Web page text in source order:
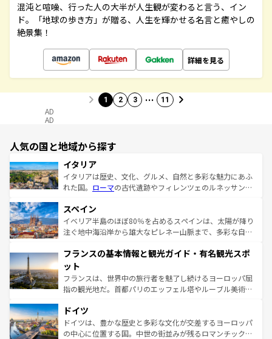
混沌と喧噪、行った人の大半が人生観が変わると言う、イン
ド。「地球の歩き方」が贈る、人生を輝かせる名言と癒やしの
絶景集！
詳細を見る
1 2 3 … 11
AD
AD
人気の国と地域から探す
イタリア
イタリアは歴史、文化、グルメ、自然と多彩な魅力にあふ
れた国。 ローマの古代遺跡やフィレンツェのルネッサンス
ろん、トスカーナの美しい田園風景やアマルフィ海岸の絶
景など、自然景観も見逃せない。観光の合間には、本場の
ピザやパスタなど、絶品のイタリア料理を堪能することも
ませてくれるイタリアで、忘れられない旅をしてみよう！
なお、新着のイタリア情報は
しい。
スペイン
イベリア半島のほぼ80％を占めるスペインは、太陽が降り
注ぐ地中海沿岸から雄大なピレネー山脈まで、多彩な自然
文化が根付くこの国では、情熱的なフラメンコ、熱気あふ
れる闘牛、そして美味しいタパスが生活の一部となってい
る。首都マドリードの洗練された雰囲気や、バルセロナの
アートに溢れた街角から、地方では古代ローマ遺跡や中世
せる。地方によって風土や気候が異なるスペインはその個
性で訪れる人を魅了する。 なお、新着のスペイン情報は コ
ンテンツ一覧を参照してほしい。
フランスの基本情報と観光ガイド・有名観光スポ
ット
フランスは、世界中の旅行者を魅了し続けるヨーロッパ屈
指の観光地だ。首都パリのエッフェル塔やルーブル美術館
で、幅広い魅力が詰まっている。華麗な宮殿、歴史的な大
聖堂、美しいビーチ、そして豊かな自然が、訪れる者を心
から魅了する。また、フランスは美食の国としても知ら
ドイツ
ドイツは、豊かな歴史と多彩な文化が交差するヨーロッパ
の中心に位置する国。中世の街並みが残るロマンチック街